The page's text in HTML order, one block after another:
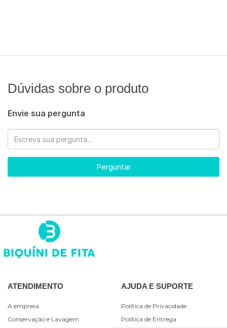
Dúvidas sobre o produto
Envie sua pergunta
Perguntar
ATENDIMENTO
A empresa
Conservação e Lavagem
AJUDA E SUPORTE
Política de Privacidade
Política de Entrega